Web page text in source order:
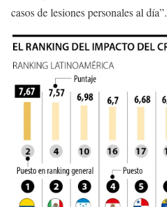
casos de lesiones personales al día”.